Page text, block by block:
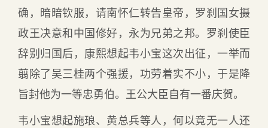
确，暗暗钦服，请南怀仁转告皇帝，罗刹国女摄
政王决意和中国修好，永为兄弟之邦。罗刹使臣
辞别归国后，康熙想起韦小宝这次出征，一举而
翦除了吴三桂两个强援，功劳着实不小，于是降
旨封他为一等忠勇伯。王公大臣自有一番庆贺。
韦小宝想起施琅、黄总兵等人，何以竟无一人还